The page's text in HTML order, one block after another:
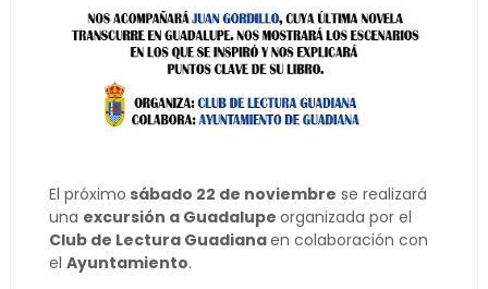
El próximo sábado 22 de noviembre se realizará
una excursión a Guadalupe organizada por el
Club de Lectura Guadianaen colaboración con
el Ayuntamiento.